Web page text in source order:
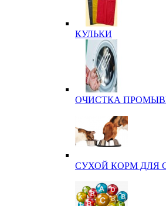
КУЛЬКИ
ОЧИСТКА
СУХОЙ КОРМ ДЛЯ